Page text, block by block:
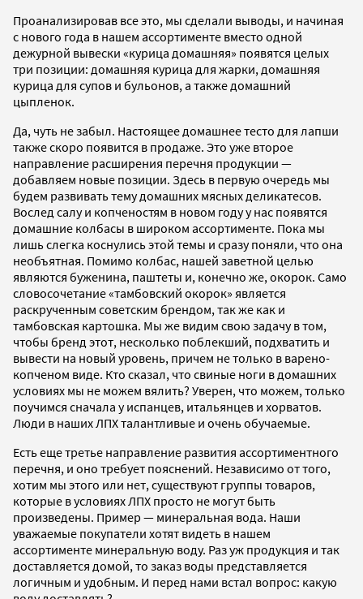
Проанализировав все это, мы сделали выводы, и начиная
с нового года в нашем ассортименте вместо одной
дежурной вывески «курица домашняя» появятся целых
три позиции: домашняя курица для жарки, домашняя
курица для супов и бульонов, а также домашний
цыпленок.
Да, чуть не забыл. Настоящее домашнее тесто для лапши
также скоро появится в продаже. Это уже второе
направление расширения перечня продукции —
добавляем новые позиции. Здесь в первую очередь мы
будем развивать тему домашних мясных деликатесов.
Вослед салу и копченостям в новом году у нас появятся
домашние колбасы в широком ассортименте. Пока мы
лишь слегка коснулись этой темы и сразу поняли, что она
необъятная. Помимо колбас, нашей заветной целью
являются буженина, паштеты и, конечно же, окорок. Само
словосочетание «тамбовский окорок» является
раскрученным советским брендом, так же как и
тамбовская картошка. Мы же видим свою задачу в том,
чтобы бренд этот, несколько поблекший, подхватить и
вывести на новый уровень, причем не только в варено-
копченом виде. Кто сказал, что свиные ноги в домашних
условиях мы не можем вялить? Уверен, что можем, только
поучимся сначала у испанцев, итальянцев и хорватов.
Люди в наших ЛПХ талантливые и очень обучаемые.
Есть еще третье направление развития ассортиментного
перечня, и оно требует пояснений. Независимо от того,
хотим мы этого или нет, существуют группы товаров,
которые в условиях ЛПХ просто не могут быть
произведены. Пример — минеральная вода. Наши
уважаемые покупатели хотят видеть в нашем
ассортименте минеральную воду. Раз уж продукция и так
доставляется домой, то заказ воды представляется
логичным и удобным. И перед нами встал вопрос: какую